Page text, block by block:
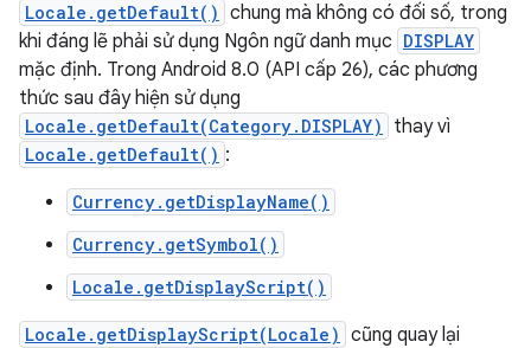
Locale.getDefault() chung mà không có đối số, trong
khi đáng lẽ phải sử dụng Ngôn ngữ danh mục DISPLAY
mặc định. Trong Android 8.0 (API cấp 26), các phương
thức sau đây hiện sử dụng
Locale.getDefault(Category.DISPLAY) thay vì
Locale.getDefault() :
Currency.getDisplayName()
Currency.getSymbol()
Locale.getDisplayScript()
Locale.getDisplayScript(Locale) cũng quay lại